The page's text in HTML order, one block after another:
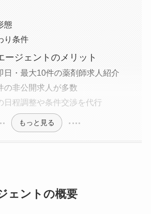
態
り条件
ージェントのメリット
日・最大10件の薬剤師求人紹介
の非公開求人が多数
日程調整や条件交渉を代行
もっと見る
ェントの概要